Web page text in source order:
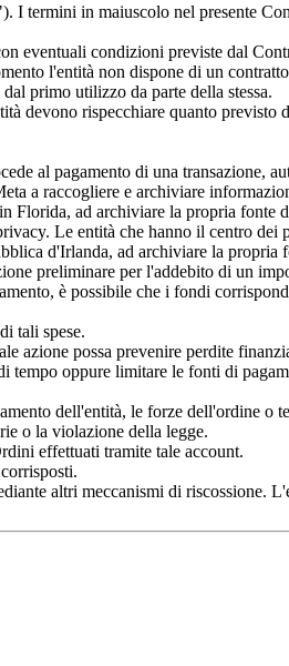
I termini in maiuscolo nel presente
eventuali condizioni previste dal
l'entità non dispone di un
primo utilizzo da parte della stessa.
devono rispecchiare quanto previsto
al pagamento di una transazione,
a raccogliere e archiviare
Florida, ad archiviare la propria fonte
Le entità che hanno il centro dei
d'Irlanda, ad archiviare la propria
preliminare per l'addebito di un
è possibile che i fondi
tali spese.
azione possa prevenire perdite
oppure limitare le fonti di
dell'entità, le forze dell'ordine o
o la violazione della legge.
effettuati tramite tale account.
altri meccanismi di riscossione.